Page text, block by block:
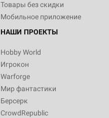
Товары без скидки
Мобильное приложение
НАШИ ПРОЕКТЫ
Hobby World
Игрокон
Warforge
Мир фантастики
Берсерк
CrowdRepublic